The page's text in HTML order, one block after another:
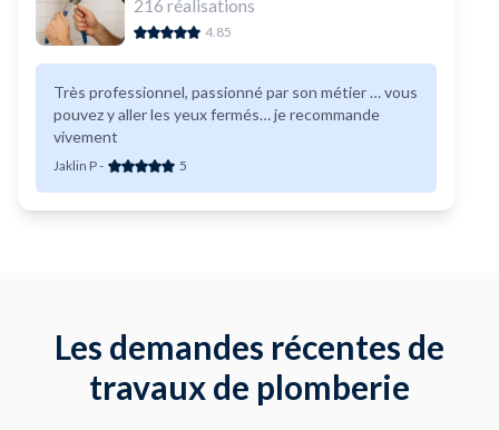
216 réalisations
4.85
Très professionnel, passionné par son métier … vous
pouvez y aller les yeux fermés… je recommande
vivement
Jaklin P- 5
Les demandes récentes de
travaux de plomberie